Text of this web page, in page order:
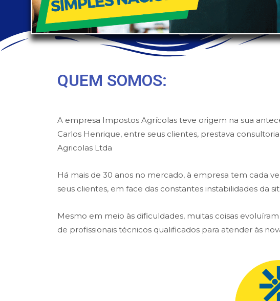
QUEM SOMOS:
A empresa Impostos Agrícolas teve origem na sua
Carlos Henrique, entre seus clientes, prestava
Agricolas Ltda
Há mais de 30 anos no mercado, à empresa tem cada
seus clientes, em face das constantes instabilidades da
Mesmo em meio às dificuldades, muitas coisas
de profissionais técnicos qualificados para atender às